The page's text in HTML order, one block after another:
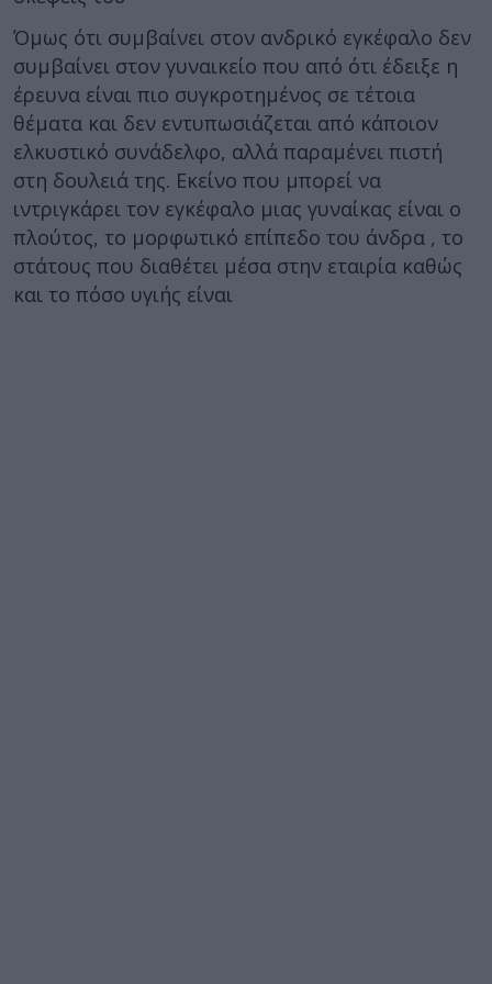
Όμως ότι συμβαίνει στον ανδρικό εγκέφαλο δεν
συμβαίνει στον γυναικείο που από ότι έδειξε η
έρευνα είναι πιο συγκροτημένος σε τέτοια
θέματα και δεν εντυπωσιάζεται από κάποιον
ελκυστικό συνάδελφο, αλλά παραμένει πιστή
στη δουλειά της. Εκείνο που μπορεί να
ιντριγκάρει τον εγκέφαλο μιας γυναίκας είναι ο
πλούτος, το μορφωτικό επίπεδο του άνδρα , το
στάτους που διαθέτει μέσα στην εταιρία καθώς
και το πόσο υγιής είναι